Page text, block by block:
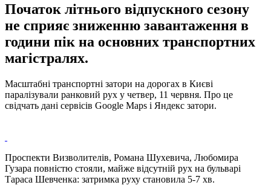
Початок літнього відпускного сезону
не сприяє зниженню завантаження в
години пік на основних транспортних
магістралях.
Масштабні транспортні затори на дорогах в Києві
паралізували ранковий рух у четвер, 11 червня. Про це
свідчать дані сервісів Google Maps і Яндекс затори.
Проспекти Визволителів, Романа Шухевича, Любомира
Гузара повністю стояли, майже відсутній рух на бульварі
Тараса Шевченка: затримка руху становила 5-7 хв.